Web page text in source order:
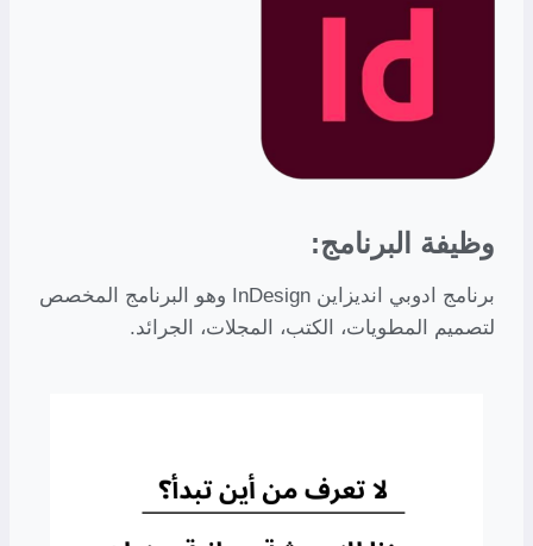
وظيفة البرنامج:
برنامج ادوبي انديزاين InDesign وهو البرنامج المخصص
لتصميم المطويات، الكتب، المجلات، الجرائد.